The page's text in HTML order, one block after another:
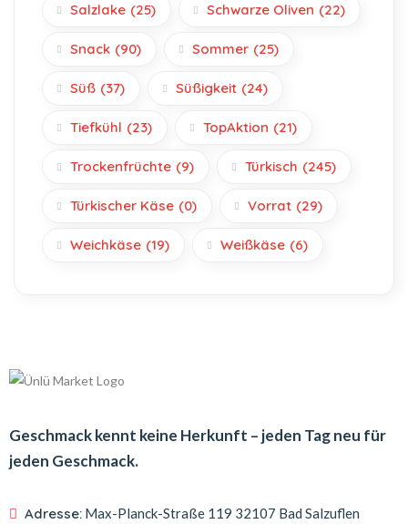
Salzlake (25) Schwarze Oliven (22)
Snack (90) Sommer (25)
Süß (37) Süßigkeit (24)
Tiefkühl (23) TopAktion (21)
Trockenfrüchte (9) Türkisch (245)
Türkischer Käse (0) Vorrat (29)
Weichkäse (19) Weißkäse (6)
Geschmack kennt keine Herkunft – jeden Tag neu für
jeden Geschmack.
Adresse: Max-Planck-Straße 119 32107 Bad Salzuflen